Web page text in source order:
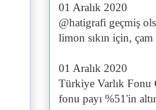
01 Aralık 2020
@hatigrafi geçmiş
limon sıkın için,
01 Aralık 2020
Türkiye Varlık Fonu
fonu payı %51'in